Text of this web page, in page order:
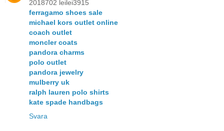
2018702 leilei3915
ferragamo shoes sale
michael kors outlet online
coach outlet
moncler coats
pandora charms
polo outlet
pandora jewelry
mulberry uk
ralph lauren polo shirts
kate spade handbags
Svara